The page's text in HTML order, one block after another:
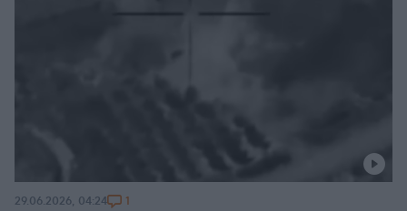
29.06.2026, 04:24 1